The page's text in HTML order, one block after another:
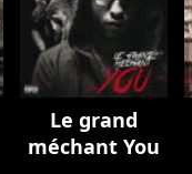
Le grand
méchant You